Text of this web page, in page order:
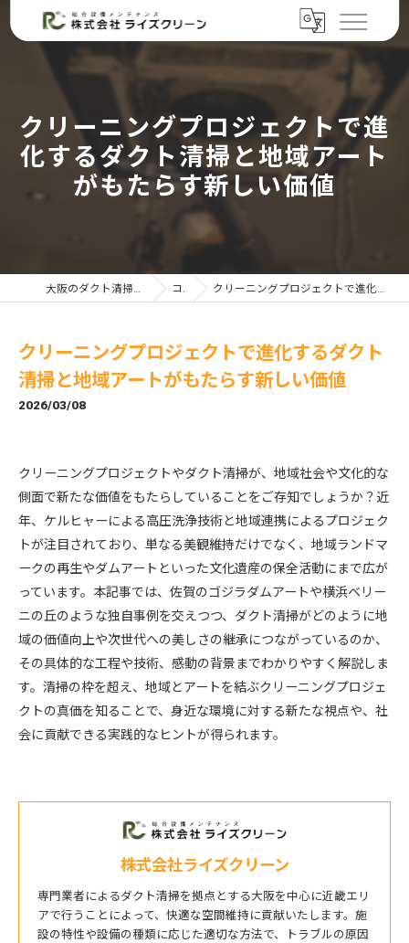
クリーニングプロジェクトで進
化するダクト清掃と地域アート
がもたらす新しい価値
大阪のダクト清掃なら株式会社ライズクリーン コラム クリーニングプロジェクトで進化するダクト清掃と地域アートがもたらす新しい価値
クリーニングプロジェクトで進化するダクト
清掃と地域アートがもたらす新しい価値
2026/03/08
クリーニングプロジェクトやダクト清掃が、地域社会や文化的な
側面で新たな価値をもたらしていることをご存知でしょうか？近
年、ケルヒャーによる高圧洗浄技術と地域連携によるプロジェク
トが注目されており、単なる美観維持だけでなく、地域ランドマ
ークの再生やダムアートといった文化遺産の保全活動にまで広が
っています。本記事では、佐賀のゴジラダムアートや横浜ベリー
ニの丘のような独自事例を交えつつ、ダクト清掃がどのように地
域の価値向上や次世代への美しさの継承につながっているのか、
その具体的な工程や技術、感動の背景までわかりやすく解説しま
す。清掃の枠を超え、地域とアートを結ぶクリーニングプロジェ
クトの真価を知ることで、身近な環境に対する新たな視点や、社
会に貢献できる実践的なヒントが得られます。
株式会社ライズクリーン
専門業者によるダクト清掃を拠点とする大阪を中心に近畿エリ
アで行うことによって、快適な空間維持に貢献いたします。施
設の特性や設備の種類に応じた適切な方法で、トラブルの原因